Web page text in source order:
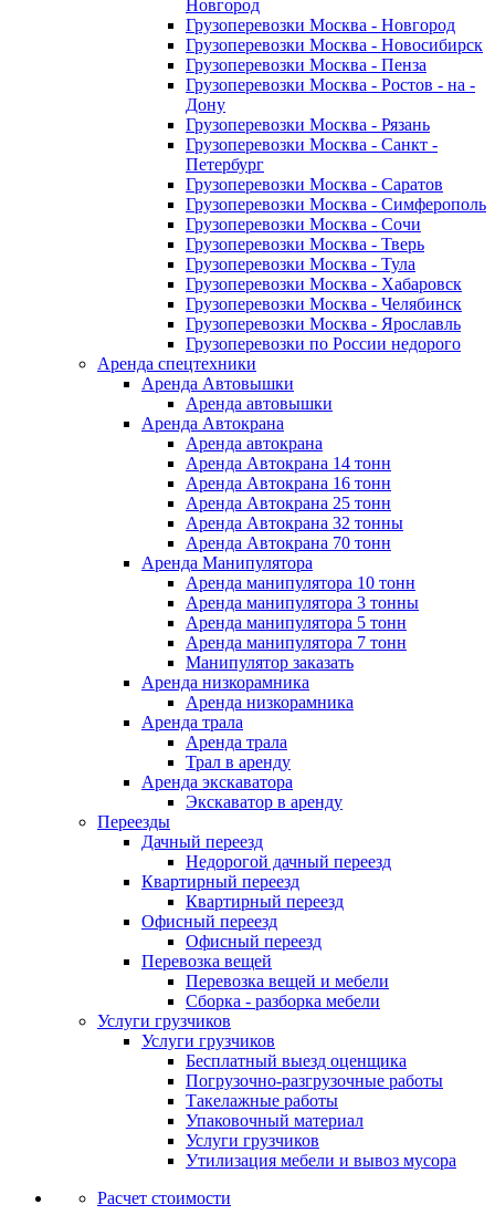
Новгород
Грузоперевозки Москва - Новгород
Грузоперевозки Москва - Новосибирск
Грузоперевозки Москва - Пенза
Грузоперевозки Москва - Ростов - на -
Дону
Грузоперевозки Москва - Рязань
Грузоперевозки Москва - Санкт -
Петербург
Грузоперевозки Москва - Саратов
Грузоперевозки Москва - Симферополь
Грузоперевозки Москва - Сочи
Грузоперевозки Москва - Тверь
Грузоперевозки Москва - Тула
Грузоперевозки Москва - Хабаровск
Грузоперевозки Москва - Челябинск
Грузоперевозки Москва - Ярославль
Грузоперевозки по России недорого
Аренда спецтехники
Аренда Автовышки
Аренда автовышки
Аренда Автокрана
Аренда автокрана
Аренда Автокрана 14 тонн
Аренда Автокрана 16 тонн
Аренда Автокрана 25 тонн
Аренда Автокрана 32 тонны
Аренда Автокрана 70 тонн
Аренда Манипулятора
Аренда манипулятора 10 тонн
Аренда манипулятора 3 тонны
Аренда манипулятора 5 тонн
Аренда манипулятора 7 тонн
Манипулятор заказать
Аренда низкорамника
Аренда низкорамника
Аренда трала
Аренда трала
Трал в аренду
Аренда экскаватора
Экскаватор в аренду
Переезды
Дачный переезд
Недорогой дачный переезд
Квартирный переезд
Квартирный переезд
Офисный переезд
Офисный переезд
Перевозка вещей
Перевозка вещей и мебели
Сборка - разборка мебели
Услуги грузчиков
Услуги грузчиков
Бесплатный выезд оценщика
Погрузочно-разгрузочные работы
Такелажные работы
Упаковочный материал
Услуги грузчиков
Утилизация мебели и вывоз мусора
Расчет стоимости